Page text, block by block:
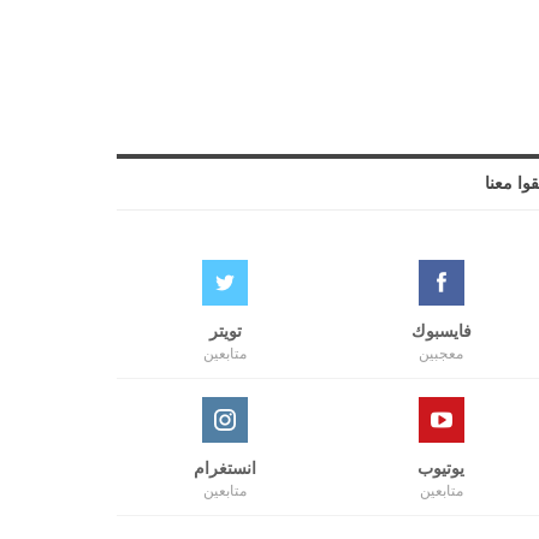
معنا
فايسبوك
معجبين
تويتر
متابعين
يوتيوب
متابعين
انستغرام
متابعين